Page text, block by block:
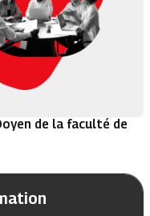
de la faculté de